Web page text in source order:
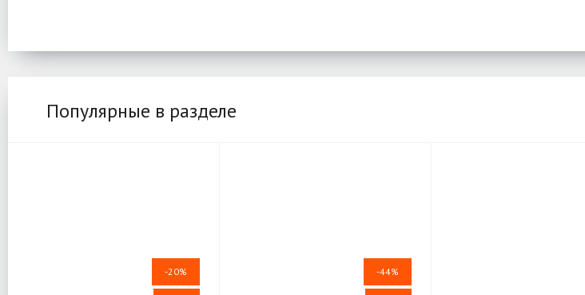
Популярные в разделе
-20% -44%